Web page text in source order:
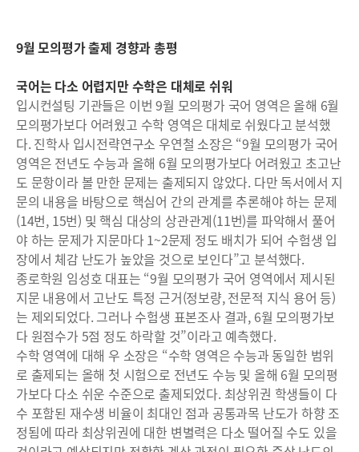
9월 모의평가 출제 경향과 총평
국어는 다소 어렵지만 수학은 대체로 쉬워
입시컨설팅 기관들은 이번 9월 모의평가 국어 영역은 올해 6월
모의평가보다 어려웠고 수학 영역은 대체로 쉬웠다고 분석했
다. 진학사 입시전략연구소 우연철 소장은 “9월 모의평가 국어
영역은 전년도 수능과 올해 6월 모의평가보다 어려웠고 초고난
도 문항이라 볼 만한 문제는 출제되지 않았다. 다만 독서에서 지
문의 내용을 바탕으로 핵심어 간의 관계를 추론해야 하는 문제
(14번, 15번) 및 핵심 대상의 상관관계(11번)를 파악해서 풀어
야 하는 문제가 지문마다 1~2문제 정도 배치가 되어 수험생 입
장에서 체감 난도가 높았을 것으로 보인다”고 분석했다.
종로학원 임성호 대표는 “9월 모의평가 국어 영역에서 제시된
지문 내용에서 고난도 특정 근거(정보량, 전문적 지식 용어 등)
는 제외되었다. 그러나 수험생 표본조사 결과, 6월 모의평가보
다 원점수가 5점 정도 하락할 것”이라고 예측했다.
수학 영역에 대해 우 소장은 “수학 영역은 수능과 동일한 범위
로 출제되는 올해 첫 시험으로 전년도 수능 및 올해 6월 모의평
가보다 다소 쉬운 수준으로 출제되었다. 최상위권 학생들이 다
수 포함된 재수생 비율이 최대인 점과 공통과목 난도가 하향 조
정됨에 따라 최상위권에 대한 변별력은 다소 떨어질 수도 있을